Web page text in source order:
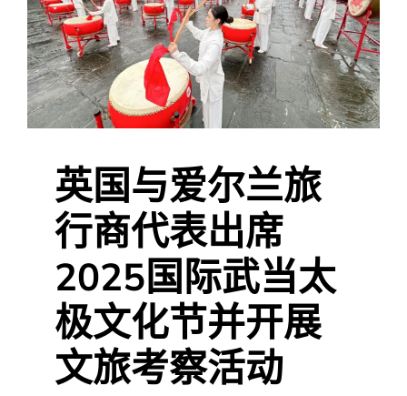
英国与爱尔兰旅
行商代表出席
2025国际武当太
极文化节并开展
文旅考察活动